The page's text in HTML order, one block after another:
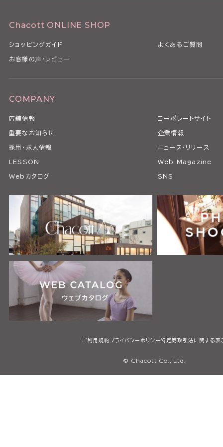
Chacott ONLINE SHOP
ショッピングガイド よくあるご質問
お客様の声・レビュー
COMPANY
店舗情報 コーポレートサイト
重要なお知らせ 企業情報
採用・求人情報 ニュース・リリース
LESSON Web Magazine
Webカタログ SNS
ご利用規約プライバシーポリシー特定商取引法に関する表
© Chacott Co., Ltd.